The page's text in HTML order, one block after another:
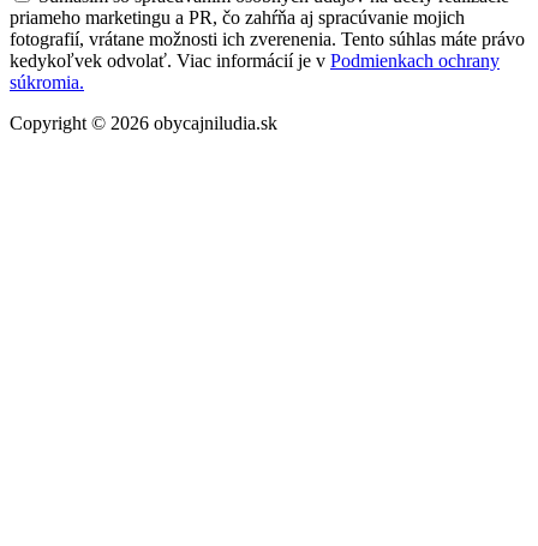
priameho marketingu a PR, čo zahŕňa aj spracúvanie mojich
fotografií, vrátane možnosti ich zverenenia. Tento súhlas máte právo
kedykoľvek odvolať. Viac informácií je v Podmienkach ochrany
súkromia.
Copyright © 2026 obycajniludia.sk